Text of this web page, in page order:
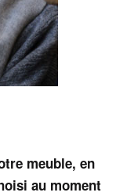
meuble, en
au moment